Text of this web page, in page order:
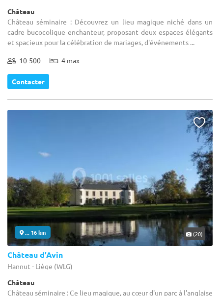
Château
Château séminaire : Découvrez un lieu magique niché dans un
cadre bucocolique enchanteur, proposant deux espaces élégants
et spacieux pour la célébration de mariages, d'événements ...
10-500 4 max
Contacter
... 16 km (20)
Château d'Avin
Hannut - Liège (WLG)
Château
Château séminaire : Ce lieu magique, au cœur d'un parc à l'anglaise